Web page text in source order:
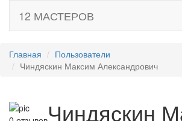
12 МАСТЕРОВ
Главная
Пользователи
Чиндяскин Максим Александрович
Чиндяскин